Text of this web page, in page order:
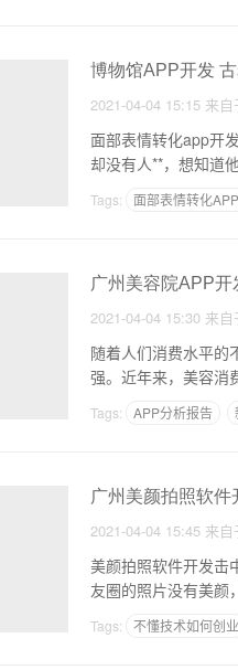
博物馆APP开发
2021-04-04 15:15 来自
面部表情转化app开发 神奇的转化器 评论，但很多时候都并非所
却没有人**，想知道
Tags: 面部表情转化
广州美容院APP
2021-04-04 15:30 来自
随着人们消费水平的
强。近年来，美容消
Tags: APP分析报告
广州美颜拍照软
2021-04-04 15:45 来自
美颜拍照软件开发击
友圈的照片没有美颜
Tags: 不懂技术如何创业